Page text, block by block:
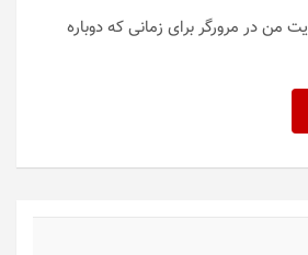
من در مرورگر برای زمانی که دوباره